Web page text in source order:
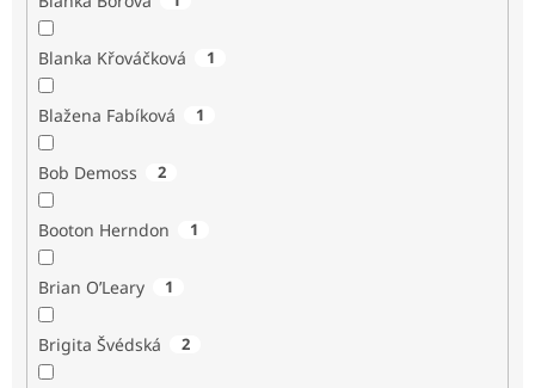
Blanka Křováčková 1
Blažena Fabíková 1
Bob Demoss 2
Booton Herndon 1
Brian O’Leary 1
Brigita Švédská 2